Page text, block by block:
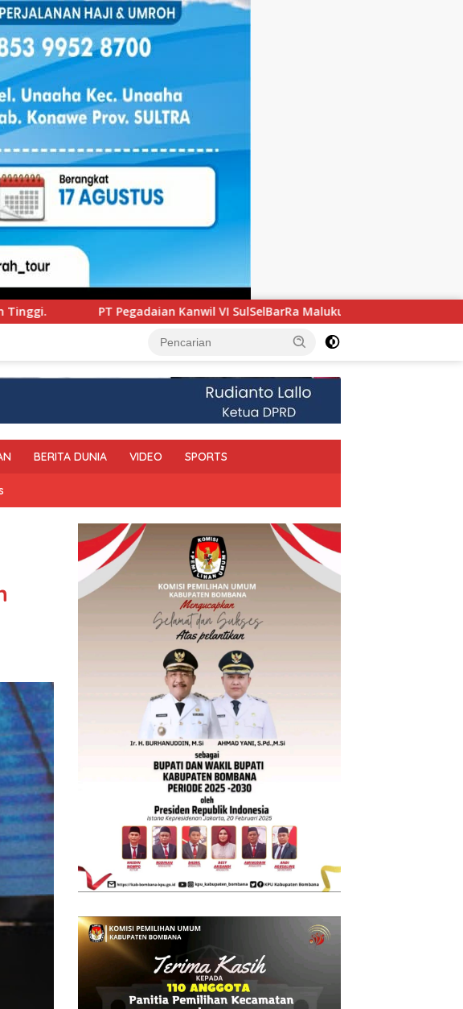
VI SulSelBarRa Maluku Luncurkan Program PANDE EMAS untuk Perkuat
BERITA DUNIA VIDEO SPORTS